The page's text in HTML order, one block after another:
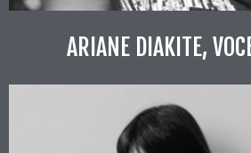
ARIANE DIAKITE,